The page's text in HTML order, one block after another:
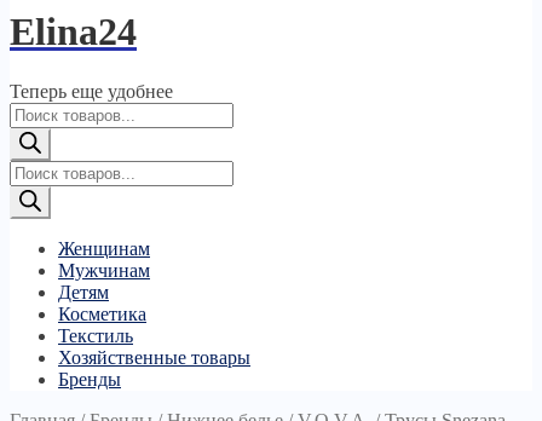
Elina24
Теперь еще удобнее
Поиск
товаров
Поиск
товаров
Женщинам
Мужчинам
Детям
Косметика
Текстиль
Хозяйственные товары
Бренды